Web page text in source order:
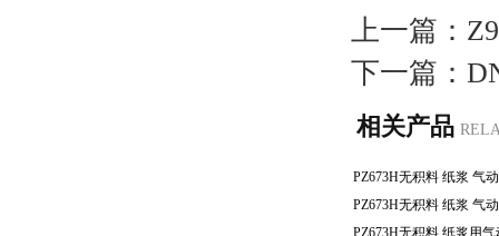
上一篇：
下一篇：
相关产品